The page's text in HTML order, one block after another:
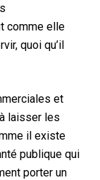
comme elle
quoi qu’il
et
laisser les
il existe
publique qui
porter un